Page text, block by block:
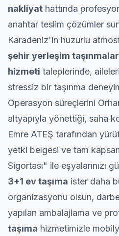
nakliyat hattında
anahtar teslim çözümler
Karadeniz'in huzurlu
şehir yerleşim
hizmeti taleplerinde,
stressiz bir taşınma
Operasyon süreçlerini
altyapıyla yönettiği, saha
Emre ATEŞ tarafından
yetki belgesi ve tam
Sigortası" ile eşyalarınızı
3+1 ev taşıma ister daha
organizasyonu olsun,
yapılan ambalajlama ve
taşıma hizmetimizle